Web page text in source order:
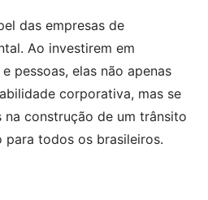
das empresas de
Ao investirem em
pessoas, elas não apenas
corporativa, mas se
construção de um trânsito
para todos os brasileiros.